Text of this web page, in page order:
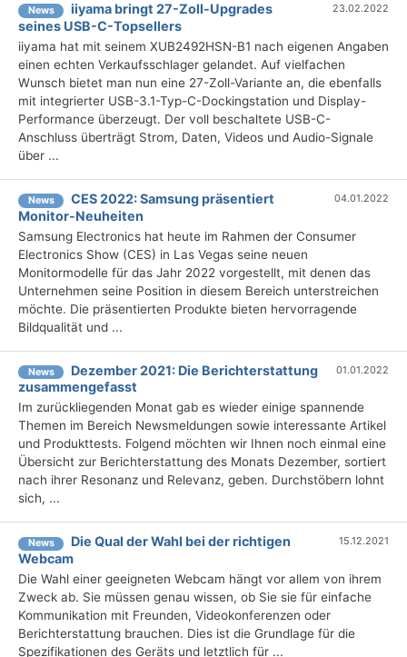
News
iiyama bringt 27-Zoll-Upgrades
seines USB-C-Topsellers
23.02.2022
iiyama hat mit seinem XUB2492HSN-B1 nach eigenen Angaben
einen echten Verkaufsschlager gelandet. Auf vielfachen
Wunsch bietet man nun eine 27-Zoll-Variante an, die ebenfalls
mit integrierter USB-3.1-Typ-C-Dockingstation und Display-
Performance überzeugt. Der voll beschaltete USB-C-
Anschluss überträgt Strom, Daten, Videos und Audio-Signale
über ...
News
CES 2022: Samsung präsentiert
Monitor-Neuheiten
04.01.2022
Samsung Electronics hat heute im Rahmen der Consumer
Electronics Show (CES) in Las Vegas seine neuen
Monitormodelle für das Jahr 2022 vorgestellt, mit denen das
Unternehmen seine Position in diesem Bereich unterstreichen
möchte. Die präsentierten Produkte bieten hervorragende
Bildqualität und ...
News
Dezember 2021: Die Bericht­erstattung
zusammengefasst
01.01.2022
Im zurückliegenden Monat gab es wieder einige spannende
Themen im Bereich Newsmeldungen sowie interessante Artikel
und Produkttests. Folgend möchten wir Ihnen noch einmal eine
Übersicht zur Berichterstattung des Monats Dezember, sortiert
nach ihrer Resonanz und Relevanz, geben. Durchstöbern lohnt
sich, ...
News
Die Qual der Wahl bei der richtigen
Webcam
15.12.2021
Die Wahl einer geeigneten Webcam hängt vor allem von ihrem
Zweck ab. Sie müssen genau wissen, ob Sie sie für einfache
Kommunikation mit Freunden, Videokonferenzen oder
Berichterstattung brauchen. Dies ist die Grundlage für die
Spezifikationen des Geräts und letztlich für ...